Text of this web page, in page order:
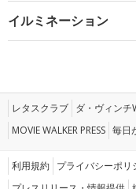
イルミネーション
レタスクラブ ダ・ヴィンチ
MOVIE WALKER PRESS 毎日
利用規約 プライバシーポリ